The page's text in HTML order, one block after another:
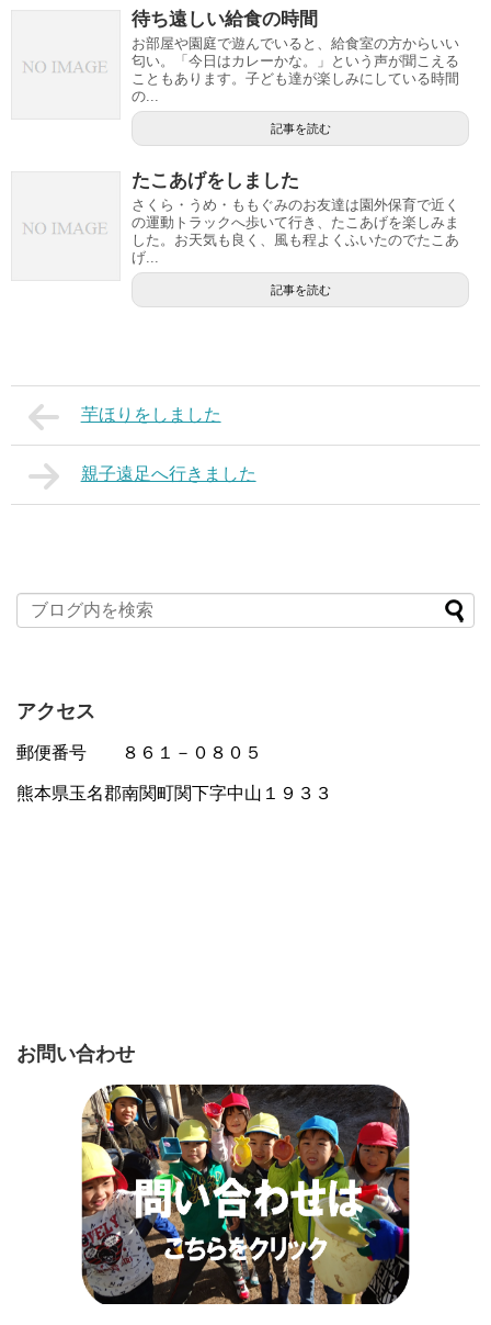
待ち遠しい給食の時間
お部屋や園庭で遊んでいると、給食室の方からいい
匂い。「今日はカレーかな。」という声が聞こえる
こともあります。子ども達が楽しみにしている時間
の...
記事を読む
たこあげをしました
さくら・うめ・ももぐみのお友達は園外保育で近く
の運動トラックへ歩いて行き、たこあげを楽しみま
した。お天気も良く、風も程よくふいたのでたこあ
げ...
記事を読む
芋ほりをしました
親子遠足へ行きました
アクセス
郵便番号 ８６１－０８０５
熊本県玉名郡南関町関下字中山１９３３
お問い合わせ